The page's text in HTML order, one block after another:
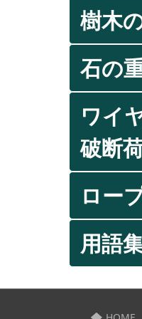
樹木
石の
ワイ
破断
ロー
用語